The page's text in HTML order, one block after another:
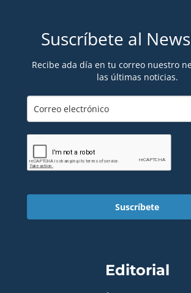
Suscríbete al
Recibe ada día en tu correo nuestro
las últimas noticias.
Suscríbete
Editorial